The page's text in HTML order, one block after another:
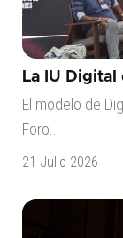
La IU
El modelo de
Foro...
21 Julio 2026